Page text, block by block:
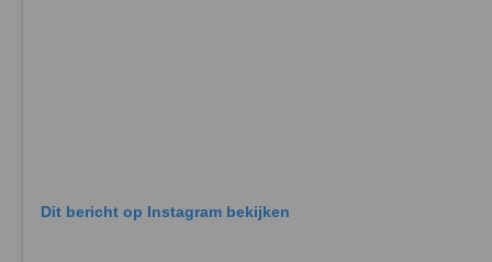
Dit bericht op Instagram bekijken